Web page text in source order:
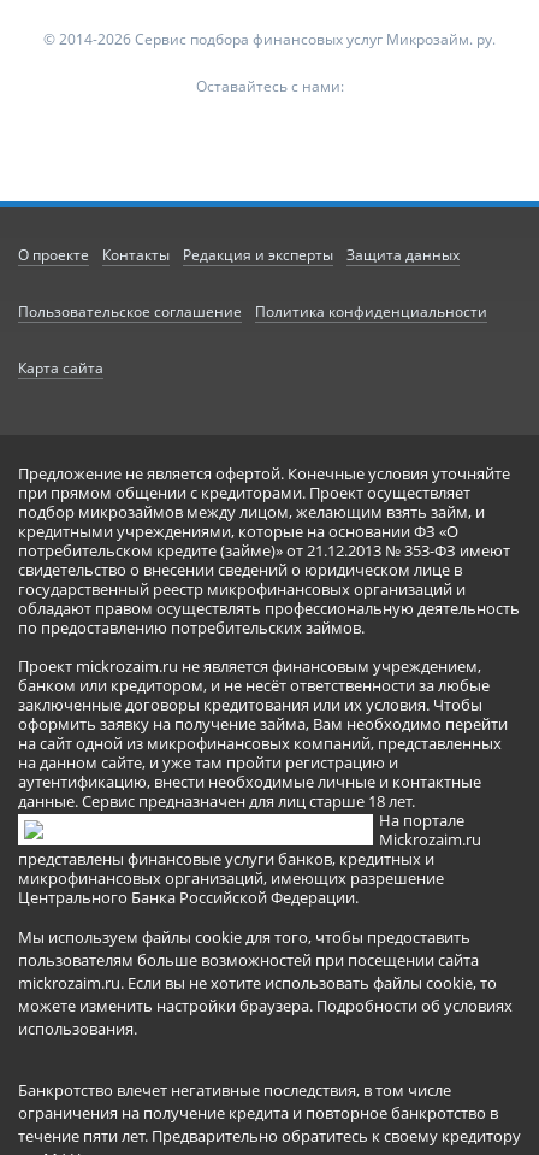
© 2014-2026 Сервис подбора финансовых услуг Микрозайм. ру.
Оставайтесь с нами:
О проекте Контакты Редакция и эксперты Защита данных
Пользовательское соглашение Политика конфиденциальности
Карта сайта
Предложение не является офертой. Конечные условия уточняйте
при прямом общении с кредиторами. Проект осуществляет
подбор микрозаймов между лицом, желающим взять займ, и
кредитными учреждениями, которые на основании ФЗ «О
потребительском кредите (займе)» от 21.12.2013 № 353-ФЗ имеют
свидетельство о внесении сведений о юридическом лице в
государственный реестр микрофинансовых организаций и
обладают правом осуществлять профессиональную деятельность
по предоставлению потребительских займов.
Проект mickrozaim.ru не является финансовым учреждением,
банком или кредитором, и не несёт ответственности за любые
заключенные договоры кредитования или их условия. Чтобы
оформить заявку на получение займа, Вам необходимо перейти
на сайт одной из микрофинансовых компаний, представленных
на данном сайте, и уже там пройти регистрацию и
аутентификацию, внести необходимые личные и контактные
данные. Сервис предназначен для лиц старше 18 лет.
На портале
Mickrozaim.ru
представлены финансовые услуги банков, кредитных и
микрофинансовых организаций, имеющих разрешение
Центрального Банка Российской Федерации.
Мы используем файлы cookie для того, чтобы предоставить
пользователям больше возможностей при посещении сайта
mickrozaim.ru. Если вы не хотите использовать файлы cookie, то
можете изменить настройки браузера. Подробности об условиях
использования.
Банкротство влечет негативные последствия, в том числе
ограничения на получение кредита и повторное банкротство в
течение пяти лет. Предварительно обратитесь к своему кредитору